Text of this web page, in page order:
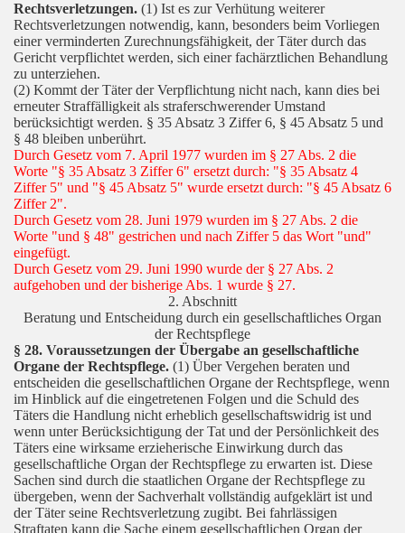
Rechtsverletzungen. (1) Ist es zur Verhütung weiterer
Rechtsverletzungen notwendig, kann, besonders beim Vorliegen
einer verminderten Zurechnungsfähigkeit, der Täter durch das
Gericht verpflichtet werden, sich einer fachärztlichen Behandlung
zu unterziehen.
(2) Kommt der Täter der Verpflichtung nicht nach, kann dies bei
erneuter Straffälligkeit als straferschwerender Umstand
berücksichtigt werden. § 35 Absatz 3 Ziffer 6, § 45 Absatz 5 und
§ 48 bleiben unberührt.
Durch Gesetz vom 7. April 1977 wurden im § 27 Abs. 2 die
Worte "§ 35 Absatz 3 Ziffer 6" ersetzt durch: "§ 35 Absatz 4
Ziffer 5" und "§ 45 Absatz 5" wurde ersetzt durch: "§ 45 Absatz 6
Ziffer 2".
Durch Gesetz vom 28. Juni 1979 wurden im § 27 Abs. 2 die
Worte "und § 48" gestrichen und nach Ziffer 5 das Wort "und"
eingefügt.
Durch Gesetz vom 29. Juni 1990 wurde der § 27 Abs. 2
aufgehoben und der bisherige Abs. 1 wurde § 27.
2. Abschnitt
Beratung und Entscheidung durch ein gesellschaftliches Organ
der Rechtspflege
§ 28. Voraussetzungen der Übergabe an gesellschaftliche
Organe der Rechtspflege. (1) Über Vergehen beraten und
entscheiden die gesellschaftlichen Organe der Rechtspflege, wenn
im Hinblick auf die eingetretenen Folgen und die Schuld des
Täters die Handlung nicht erheblich gesellschaftswidrig ist und
wenn unter Berücksichtigung der Tat und der Persönlichkeit des
Täters eine wirksame erzieherische Einwirkung durch das
gesellschaftliche Organ der Rechtspflege zu erwarten ist. Diese
Sachen sind durch die staatlichen Organe der Rechtspflege zu
übergeben, wenn der Sachverhalt vollständig aufgeklärt ist und
der Täter seine Rechtsverletzung zugibt. Bei fahrlässigen
Straftaten kann die Sache einem gesellschaftlichen Organ der